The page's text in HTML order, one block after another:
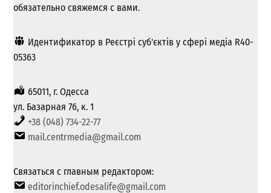
обязательно свяжемся с вами.
Идентификатор в Реєстрі суб'єктів у сфері медіа R40-
05363
65011, г. Одесса
ул. Базарная 76, к. 1
+38 (048) 734-22-77
mail.centrmedia@gmail.com
Связаться с главным редактором:
editorinchief.odesalife@gmail.com